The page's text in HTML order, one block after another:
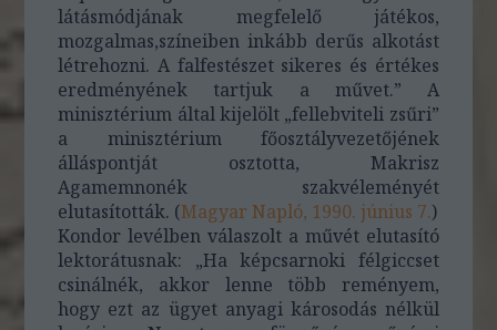
látásmódjának megfelelő játékos,
mozgalmas,színeiben inkább derűs alkotást
létrehozni. A falfestészet sikeres és értékes
eredményének tartjuk a művet.” A
minisztérium által kijelölt „fellebviteli zsűri”
a minisztérium főosztályvezetőjének
álláspontját osztotta, Makrisz
Agamemnonék szakvéleményét
elutasították. (Magyar Napló, 1990. június 7.)
Kondor levélben válaszolt a művét elutasító
lektorátusnak: „Ha képcsarnoki félgiccset
csinálnék, akkor lenne több reményem,
hogy ezt az ügyet anyagi károsodás nélkül